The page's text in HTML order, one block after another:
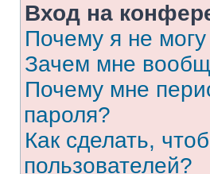
Вход на
Почему я не
Зачем мне
Почему мне
пароля?
Как сделать,
пользователей?